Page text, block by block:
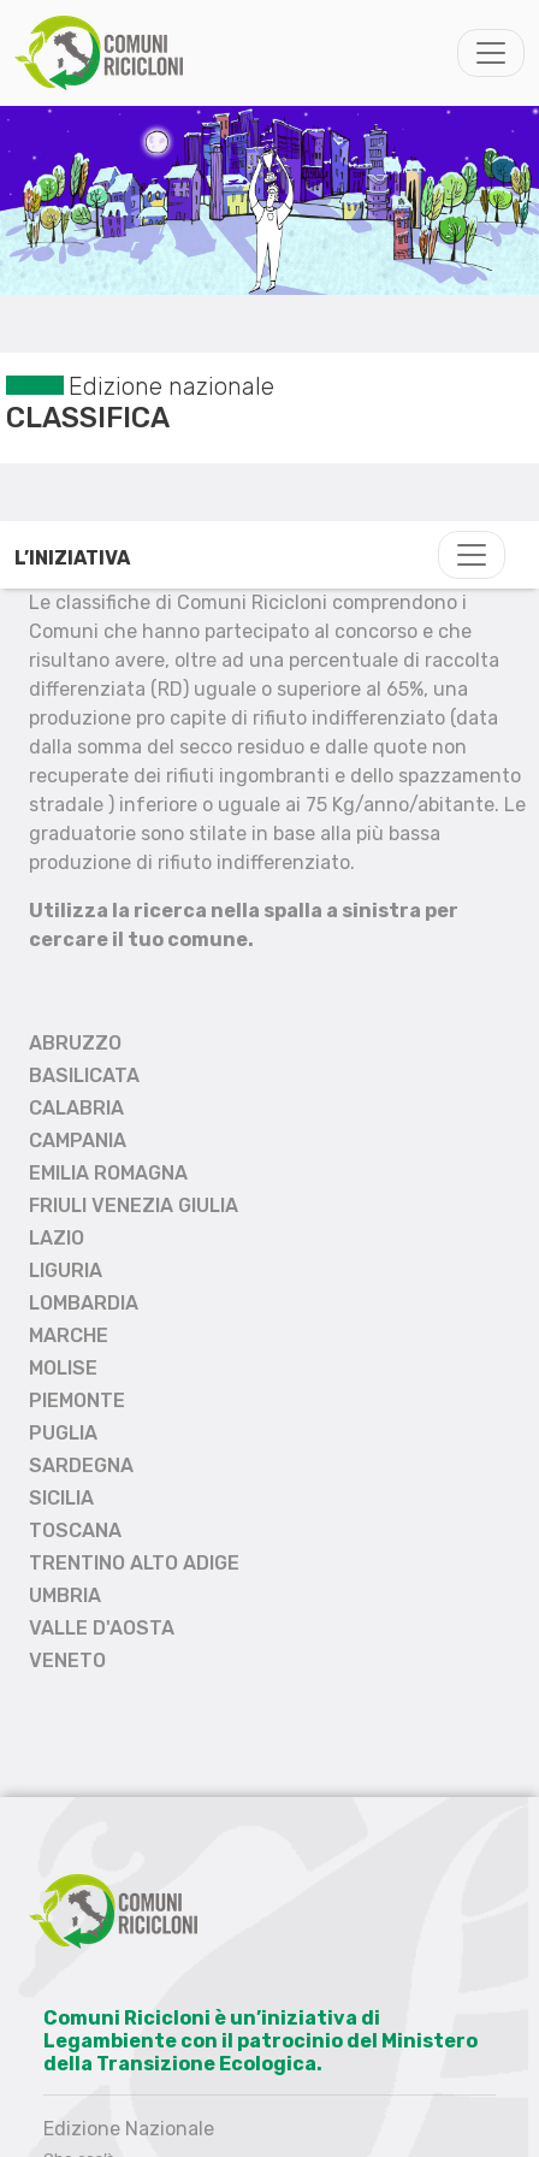
Edizione nazionale
CLASSIFICA
L’INIZIATIVA
Le classifiche di Comuni Ricicloni comprendono i
Comuni che hanno partecipato al concorso e che
risultano avere, oltre ad una percentuale di raccolta
differenziata (RD) uguale o superiore al 65%, una
produzione pro capite di rifiuto indifferenziato (data
dalla somma del secco residuo e dalle quote non
recuperate dei rifiuti ingombranti e dello spazzamento
stradale ) inferiore o uguale ai 75 Kg/anno/abitante. Le
graduatorie sono stilate in base alla più bassa
produzione di rifiuto indifferenziato.
Utilizza la ricerca nella spalla a sinistra per
cercare il tuo comune.
ABRUZZO
BASILICATA
CALABRIA
CAMPANIA
EMILIA ROMAGNA
FRIULI VENEZIA GIULIA
LAZIO
LIGURIA
LOMBARDIA
MARCHE
MOLISE
PIEMONTE
PUGLIA
SARDEGNA
SICILIA
TOSCANA
TRENTINO ALTO ADIGE
UMBRIA
VALLE D'AOSTA
VENETO
Comuni Ricicloni è un’iniziativa di
Legambiente con il patrocinio del Ministero
della Transizione Ecologica.
Edizione Nazionale